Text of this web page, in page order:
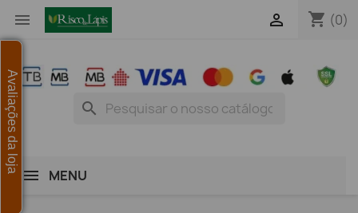
 shopping_cart (0)

search
MENU
Avaliações da loja